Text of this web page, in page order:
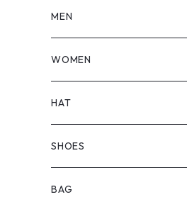
MEN
TOPS
BOTTOMS
OUTER
WOMEN
TOPS
BOTTOMS
ONEPIECE
HAT
SHOES
ブーツ
BAG